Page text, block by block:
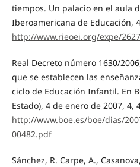
tiempos. Un palacio en el aula
Iberoamericana de Educación,
http://www.rieoei.org/expe/
Real Decreto número 1630/
que se establecen las
ciclo de Educación Infantil. En
Estado), 4 de enero de 2007, 4,
http://www.boe.es/boe/dias/
00482.pdf
Sánchez, R. Carpe, A.,